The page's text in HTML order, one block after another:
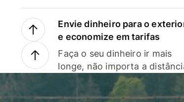
Envie dinheiro para o
e economize em tarifas
Faça o seu dinheiro ir mais
longe, não importa a